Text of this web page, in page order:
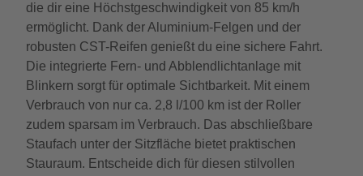
die dir eine Höchstgeschwindigkeit von 85 km/h
ermöglicht. Dank der Aluminium-Felgen und der
robusten CST-Reifen genießt du eine sichere Fahrt.
Die integrierte Fern- und Abblendlichtanlage mit
Blinkern sorgt für optimale Sichtbarkeit. Mit einem
Verbrauch von nur ca. 2,8 l/100 km ist der Roller
zudem sparsam im Verbrauch. Das abschließbare
Staufach unter der Sitzfläche bietet praktischen
Stauraum. Entscheide dich für diesen stilvollen